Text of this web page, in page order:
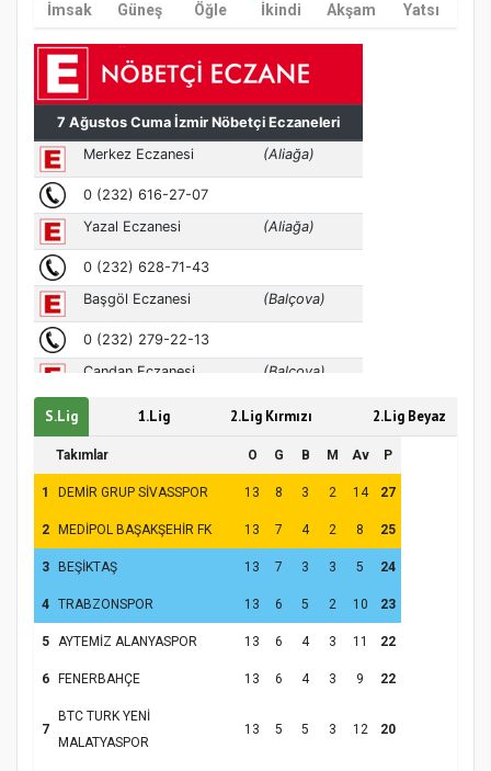
MÜFTÜ ABULSELAM ÖZDERE’YE ZİYARET
Hz. Peygamber ve Gençlik Konferansı
Samsun Atakum’da Yaz Kur’an Kursu
İmsak Güneş Öğle İkindi Akşam Yatsı
S.Lig 1.Lig 2.Lig Kırmızı 2.Lig Beyaz
Takımlar O G B M Av P
1 DEMİR GRUP SİVASSPOR 13 8 3 2 14 27
2 MEDİPOL BAŞAKŞEHİR FK 13 7 4 2 8 25
3 BEŞİKTAŞ 13 7 3 3 5 24
4 TRABZONSPOR 13 6 5 2 10 23
5 AYTEMİZ ALANYASPOR 13 6 4 3 11 22
6 FENERBAHÇE 13 6 4 3 9 22
7
BTC TURK YENİ
MALATYASPOR
13 5 5 3 12 20